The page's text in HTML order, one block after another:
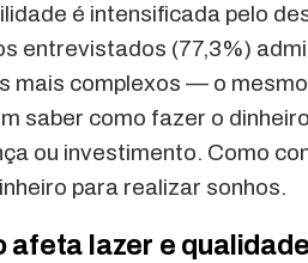
é intensificada pelo
entrevistados (77,3%)
mais complexos — o
saber como fazer o
ou investimento. Como
para realizar sonhos.
afeta lazer e